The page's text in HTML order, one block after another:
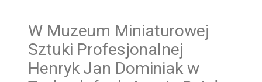
W Muzeum Miniaturowej
Sztuki Profesjonalnej
Henryk Jan Dominiak w